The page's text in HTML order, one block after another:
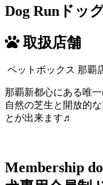
Dog Run ドッ
取扱店舗
ペットボックス 那覇
那覇新都心にある唯一
自然の芝生と開放的
とが出来ます♬
Membership